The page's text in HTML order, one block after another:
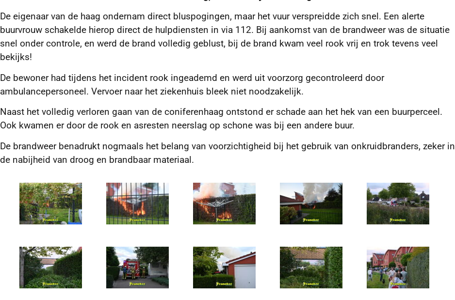
De eigenaar van de haag ondernam direct bluspogingen, maar het vuur verspreidde zich snel. Een alerte
buurvrouw schakelde hierop direct de hulpdiensten in via 112. Bij aankomst van de brandweer was de situatie
snel onder controle, en werd de brand volledig geblust, bij de brand kwam veel rook vrij en trok tevens veel
bekijks!
De bewoner had tijdens het incident rook ingeademd en werd uit voorzorg gecontroleerd door
ambulancepersoneel. Vervoer naar het ziekenhuis bleek niet noodzakelijk.
Naast het volledig verloren gaan van de coniferenhaag ontstond er schade aan het hek van een buurperceel.
Ook kwamen er door de rook en asresten neerslag op schone was bij een andere buur.
De brandweer benadrukt nogmaals het belang van voorzichtigheid bij het gebruik van onkruidbranders, zeker in
de nabijheid van droog en brandbaar materiaal.